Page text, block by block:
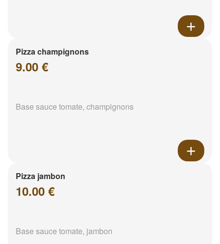
Pizza champignons
9.00 €
Base sauce tomate, champignons
Pizza jambon
10.00 €
Base sauce tomate, jambon